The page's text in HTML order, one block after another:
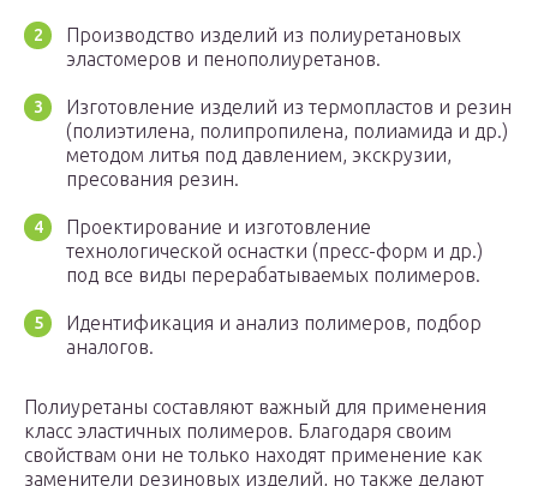
Производство изделий из полиуретановых
эластомеров и пенополиуретанов.
Изготовление изделий из термопластов и резин
(полиэтилена, полипропилена, полиамида и др.)
методом литья под давлением, экскрузии,
пресования резин.
Проектирование и изготовление
технологической оснастки (пресс-форм и др.)
под все виды перерабатываемых полимеров.
Идентификация и анализ полимеров, подбор
аналогов.
Полиуретаны составляют важный для применения
класс эластичных полимеров. Благодаря своим
свойствам они не только находят применение как
заменители резиновых изделий, но также делают